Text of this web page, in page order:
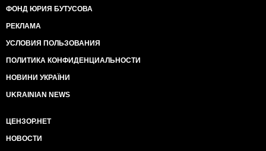
ФОНД ЮРИЯ БУТУСОВА
РЕКЛАМА
УСЛОВИЯ ПОЛЬЗОВАНИЯ
ПОЛИТИКА КОНФИДЕНЦИАЛЬНОСТИ
НОВИНИ УКРАЇНИ
UKRAINIAN NEWS
ЦЕНЗОР.НЕТ
НОВОСТИ